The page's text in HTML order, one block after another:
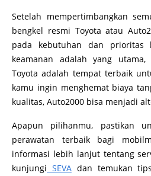
Setelah mempertimbangkan
bengkel resmi Toyota atau
pada kebutuhan dan prioritas
keamanan adalah yang
Toyota adalah tempat terbaik
kamu ingin menghemat biaya
kualitas, Auto2000 bisa menjadi
Apapun pilihanmu, pastikan
perawatan terbaik bagi
informasi lebih lanjut tentang
kunjungi SEVAdan temukan